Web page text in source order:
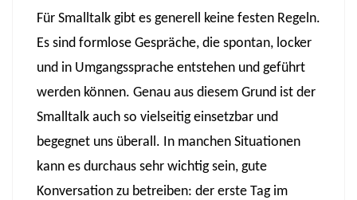
Für Smalltalk gibt es generell keine festen Regeln.
Es sind formlose Gespräche, die spontan, locker
und in Umgangssprache entstehen und geführt
werden können. Genau aus diesem Grund ist der
Smalltalk auch so vielseitig einsetzbar und
begegnet uns überall. In manchen Situationen
kann es durchaus sehr wichtig sein, gute
Konversation zu betreiben: der erste Tag im